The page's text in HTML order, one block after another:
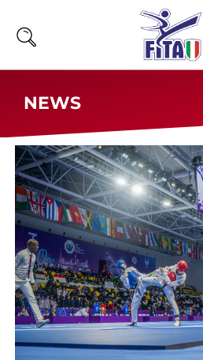
Calendario
News
Olimpiadi
Atleti
Atleti Combattimento
Atleti Poomsae e Freestyle
Atleti Parataekwondo
Competizioni
NEWS